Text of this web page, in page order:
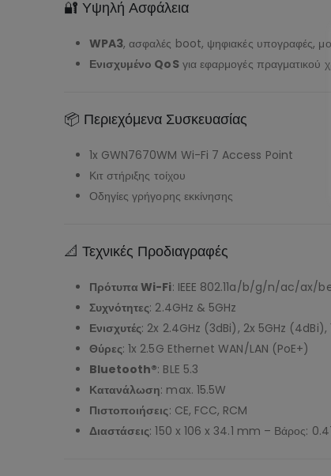
🔐 Υψηλή Ασφάλεια
WPA3, ασφαλές boot, ψηφιακές υπογραφές,
Ενισχυμένο QoSγια εφαρμογές πραγματικού
📦 Περιεχόμενα Συσκευασίας
1x GWN7670WM Wi-Fi 7 Access Point
Κιτ στήριξης τοίχου
Οδηγίες γρήγορης εκκίνησης
📐 Τεχνικές Προδιαγραφές
Πρότυπα Wi-Fi: IEEE 802.11a/b/g/n/ac/ax/
Συχνότητες: 2.4GHz & 5GHz
Ενισχυτές: 2x 2.4GHz (3dBi), 2x 5GHz (4dBi),
Θύρες: 1x 2.5G Ethernet WAN/LAN (PoE+)
Bluetooth®: BLE 5.3
Κατανάλωση: max. 15.5W
Πιστοποιήσεις: CE, FCC, RCM
Διαστάσεις: 150 x 106 x 34.1 mm – Βάρος: